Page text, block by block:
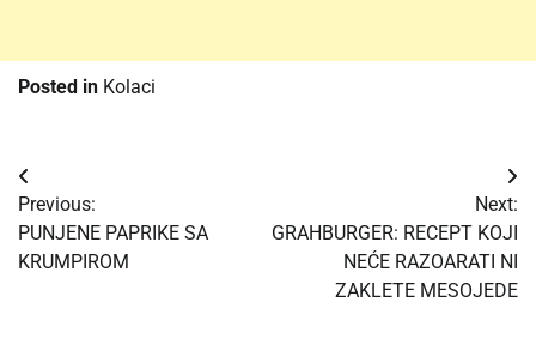
Posted in Kolaci
Post
navigation
Previous:
PUNJENE PAPRIKE SA
KRUMPIROM
Next:
GRAHBURGER: RECEPT KOJI
NEĆE RAZOARATI NI
ZAKLETE MESOJEDE